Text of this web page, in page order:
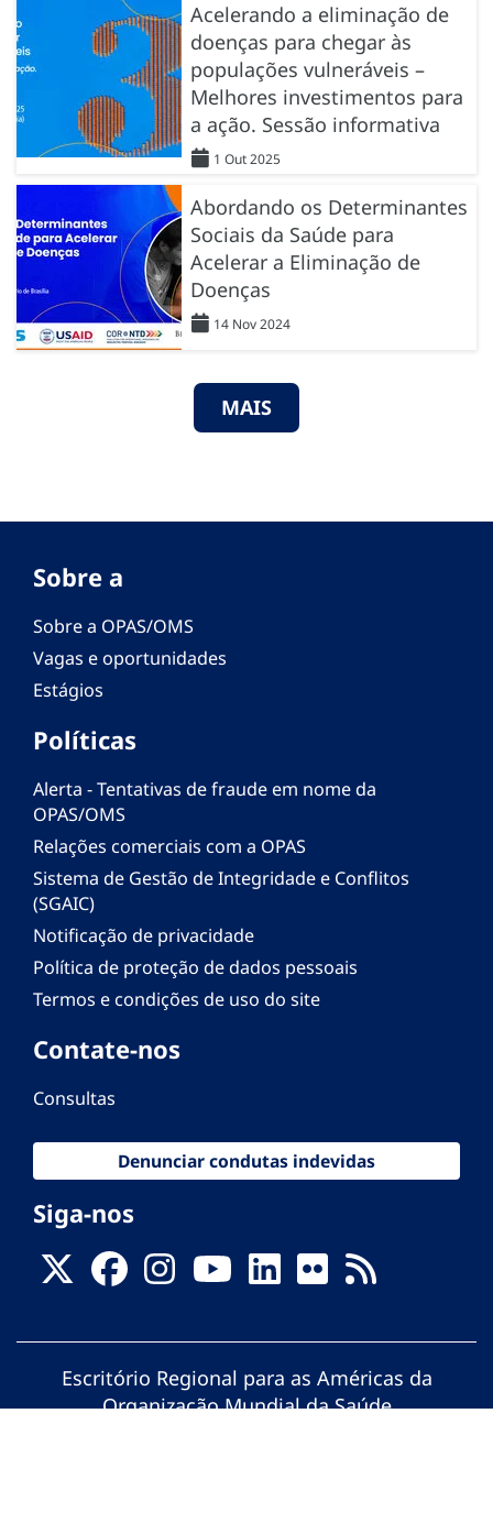
Acelerando a eliminação de
doenças para chegar às
populações vulneráveis –
Melhores investimentos para
a ação. Sessão informativa
1 Out 2025
Abordando os Determinantes
Sociais da Saúde para
Acelerar a Eliminação de
Doenças
14 Nov 2024
MAIS
Sobre a
Sobre a OPAS/OMS
Vagas e oportunidades
Estágios
Políticas
Alerta - Tentativas de fraude em nome da
OPAS/OMS
Relações comerciais com a OPAS
Sistema de Gestão de Integridade e Conflitos
(SGAIC)
Notificação de privacidade
Política de proteção de dados pessoais
Termos e condições de uso do site
Contate-nos
Consultas
Denunciar condutas indevidas
Siga-nos
Escritório Regional para as Américas da
Organização Mundial da Saúde